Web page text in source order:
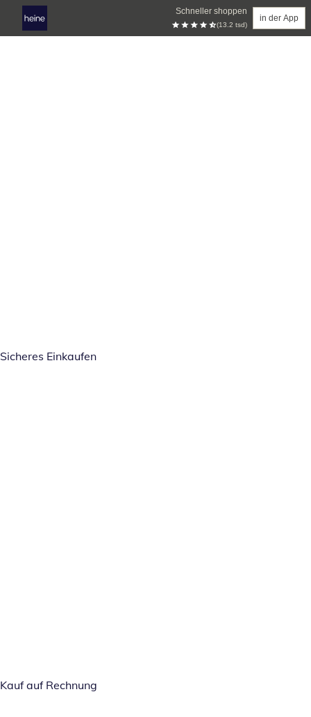
Schneller shoppen
(13.2 tsd)
in der App
Sicheres Einkaufen
Kauf auf Rechnung